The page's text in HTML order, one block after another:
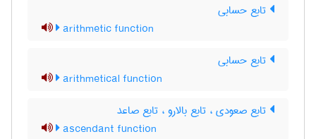
تابع حسابی
arithmetic function
تابع حسابی
arithmetical function
تابع صعودی ، تابع بالارو ، تابع صاعد
ascendant function